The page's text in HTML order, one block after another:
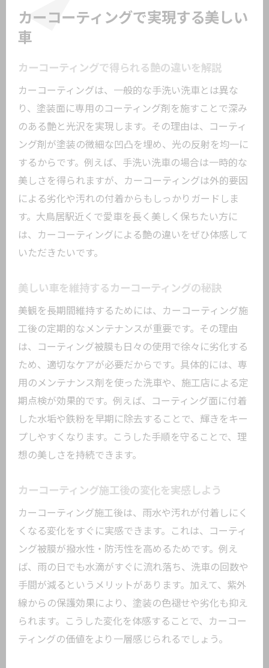
カーコーティングで実現する美しい
車
カーコーティングで得られる艶の違いを解説
カーコーティングは、一般的な手洗い洗車とは異な
り、塗装面に専用のコーティング剤を施すことで深み
のある艶と光沢を実現します。その理由は、コーティ
ング剤が塗装の微細な凹凸を埋め、光の反射を均一に
するからです。例えば、手洗い洗車の場合は一時的な
美しさを得られますが、カーコーティングは外的要因
による劣化や汚れの付着からもしっかりガードしま
す。大鳥居駅近くで愛車を長く美しく保ちたい方に
は、カーコーティングによる艶の違いをぜひ体感して
いただきたいです。
美しい車を維持するカーコーティングの秘訣
美観を長期間維持するためには、カーコーティング施
工後の定期的なメンテナンスが重要です。その理由
は、コーティング被膜も日々の使用で徐々に劣化する
ため、適切なケアが必要だからです。具体的には、専
用のメンテナンス剤を使った洗車や、施工店による定
期点検が効果的です。例えば、コーティング面に付着
した水垢や鉄粉を早期に除去することで、輝きをキー
プしやすくなります。こうした手順を守ることで、理
想の美しさを持続できます。
カーコーティング施工後の変化を実感しよう
カーコーティング施工後は、雨水や汚れが付着しにく
くなる変化をすぐに実感できます。これは、コーティ
ング被膜が撥水性・防汚性を高めるためです。例え
ば、雨の日でも水滴がすぐに流れ落ち、洗車の回数や
手間が減るというメリットがあります。加えて、紫外
線からの保護効果により、塗装の色褪せや劣化も抑え
られます。こうした変化を体感することで、カーコー
ティングの価値をより一層感じられるでしょう。